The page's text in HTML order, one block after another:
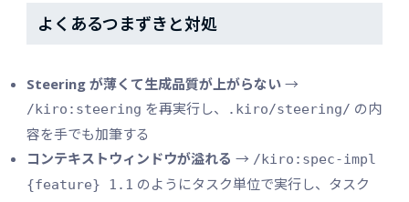
よくあるつまずきと対処
Steering が薄くて生成品質が上がらない→
/kiro:steering を再実行し、 .kiro/steering/ の内
容を手でも加筆する
コンテキストウィンドウが溢れる → /kiro:spec-impl
{feature} 1.1 のようにタスク単位で実行し、タスク